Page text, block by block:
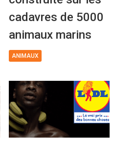
cadavres de 5000
animaux marins
ANIMAUX